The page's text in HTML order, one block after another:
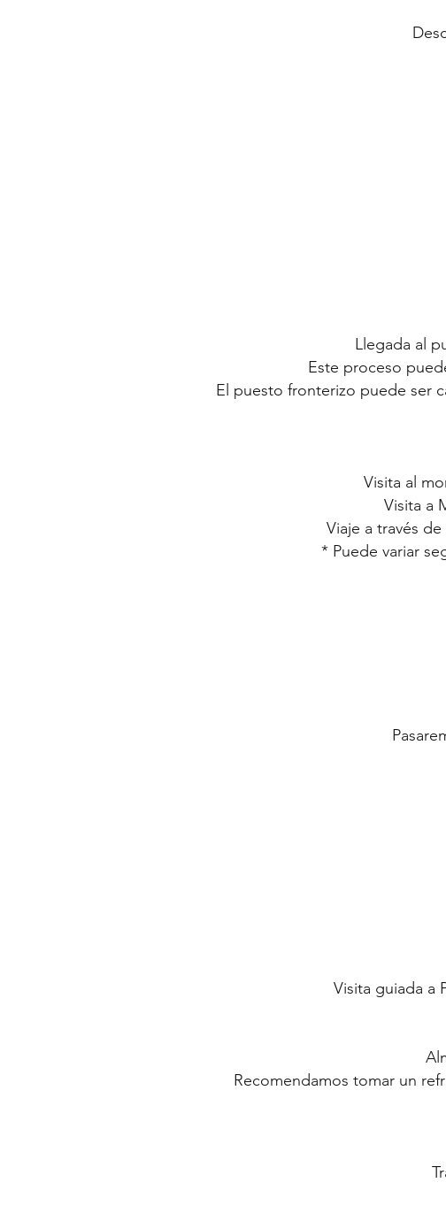
Llegada al
Este proceso
El puesto fronterizo puede ser
Visita al
Visita a
Viaje a través
* Puede variar
Visita guiada a
Recomendamos tomar un